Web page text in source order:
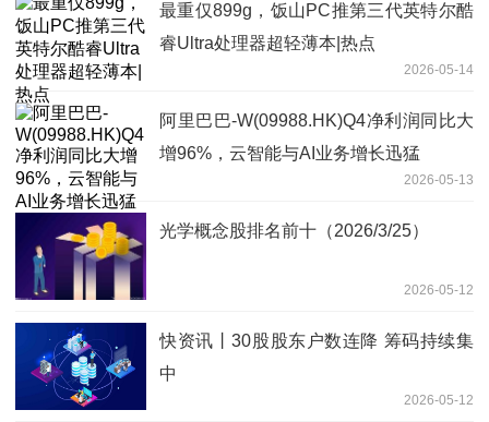
最重仅899g，饭山PC推第三代英特尔酷
睿Ultra处理器超轻薄本|热点
2026-05-14
阿里巴巴-W(09988.HK)Q4净利润同比大
增96%，云智能与AI业务增长迅猛
2026-05-13
光学概念股排名前十（2026/3/25）
2026-05-12
快资讯丨30股股东户数连降 筹码持续集
中
2026-05-12